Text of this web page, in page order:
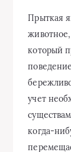
Прыткая
который
учет
когда-